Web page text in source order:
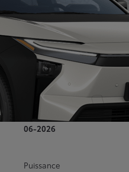
Services
Mise en circulation
06-2026
Puissance